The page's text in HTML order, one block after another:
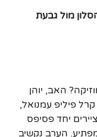
מול גבעת
האב, יוהן
פיליפ עמנואל,
יחד פסיפס
הערב נקשיב